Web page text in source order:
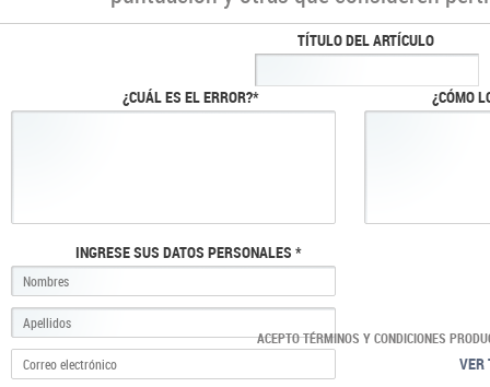
TÍTULO DEL ARTÍCULO
¿CUÁL ES EL ERROR?* ¿CÓMO
INGRESE SUS DATOS PERSONALES *
ACEPTO TÉRMINOS Y CONDICIONES
VER